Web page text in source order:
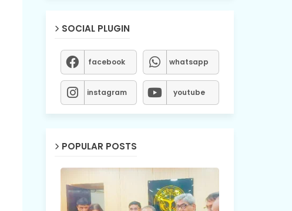
SOCIAL PLUGIN
facebook whatsapp
instagram youtube
POPULAR POSTS